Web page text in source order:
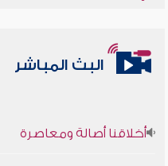
البث المباشر
أخلاقنا أصالة ومعاصرة